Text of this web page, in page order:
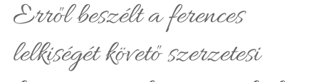
Erről beszélt a ferences
lelkiségét követő szerzetesi